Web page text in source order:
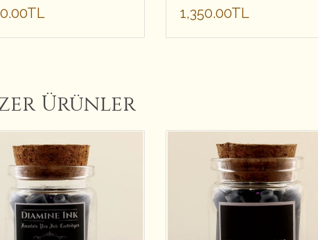
1,350.00TL
Ürünler